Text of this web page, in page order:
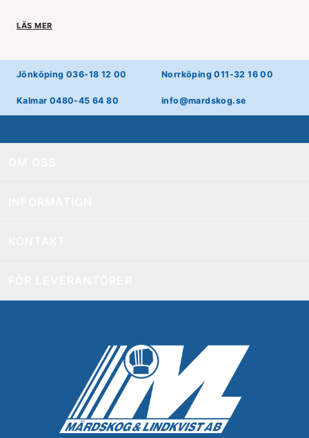
LÄS MER
Jönköping 036-18 12 00 Norrköping 011-32 16 00
Kalmar 0480-45 64 80 info@mardskog.se